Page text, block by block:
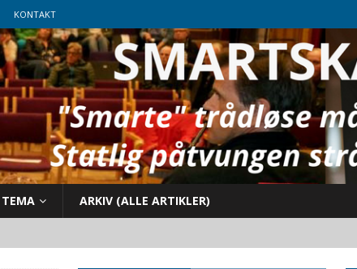
KONTAKT
TEMA ARKIV (ALLE ARTIKLER)